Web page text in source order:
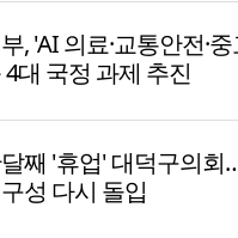
, 'AI 의료·교통안전·
4대 국정 과제 추진
째 '휴업' 대덕구의회
성 다시 돌입